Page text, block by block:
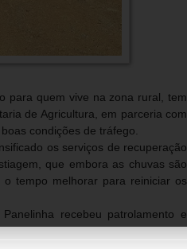
para quem vive na zona rural, tem
de Agricultura, em parceria com
condições de tráfego.
os serviços de recuperação
que embora as chuvas são
tempo melhorar para reiniciar os
recebeu patrolamento e